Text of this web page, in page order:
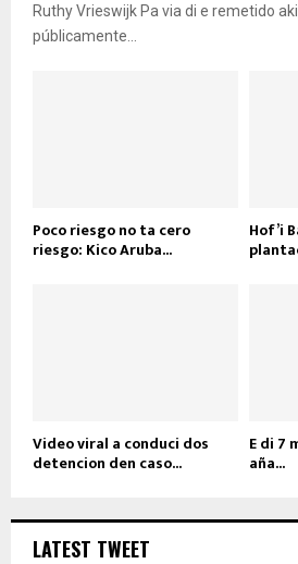
Ruthy Vrieswijk Pa via di e remetido
públicamente...
Poco riesgo no ta cero
riesgo: Kico Aruba...
Hof’i
Video viral a conduci dos
detencion den caso...
E di 7
aña...
LATEST TWEET